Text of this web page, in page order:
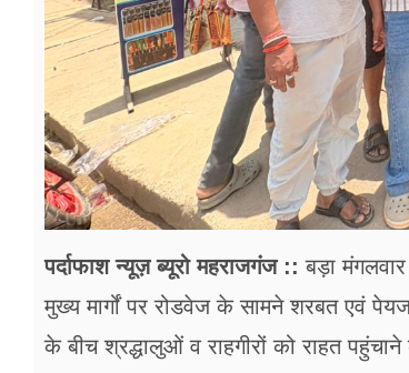
पर्दाफाश न्यूज़ ब्यूरो महराजगंज :: बड़ा
मुख्य मार्गों पर रोडवेज के सामने शरबत एवं
के बीच श्रद्धालुओं व राहगीरों को राहत